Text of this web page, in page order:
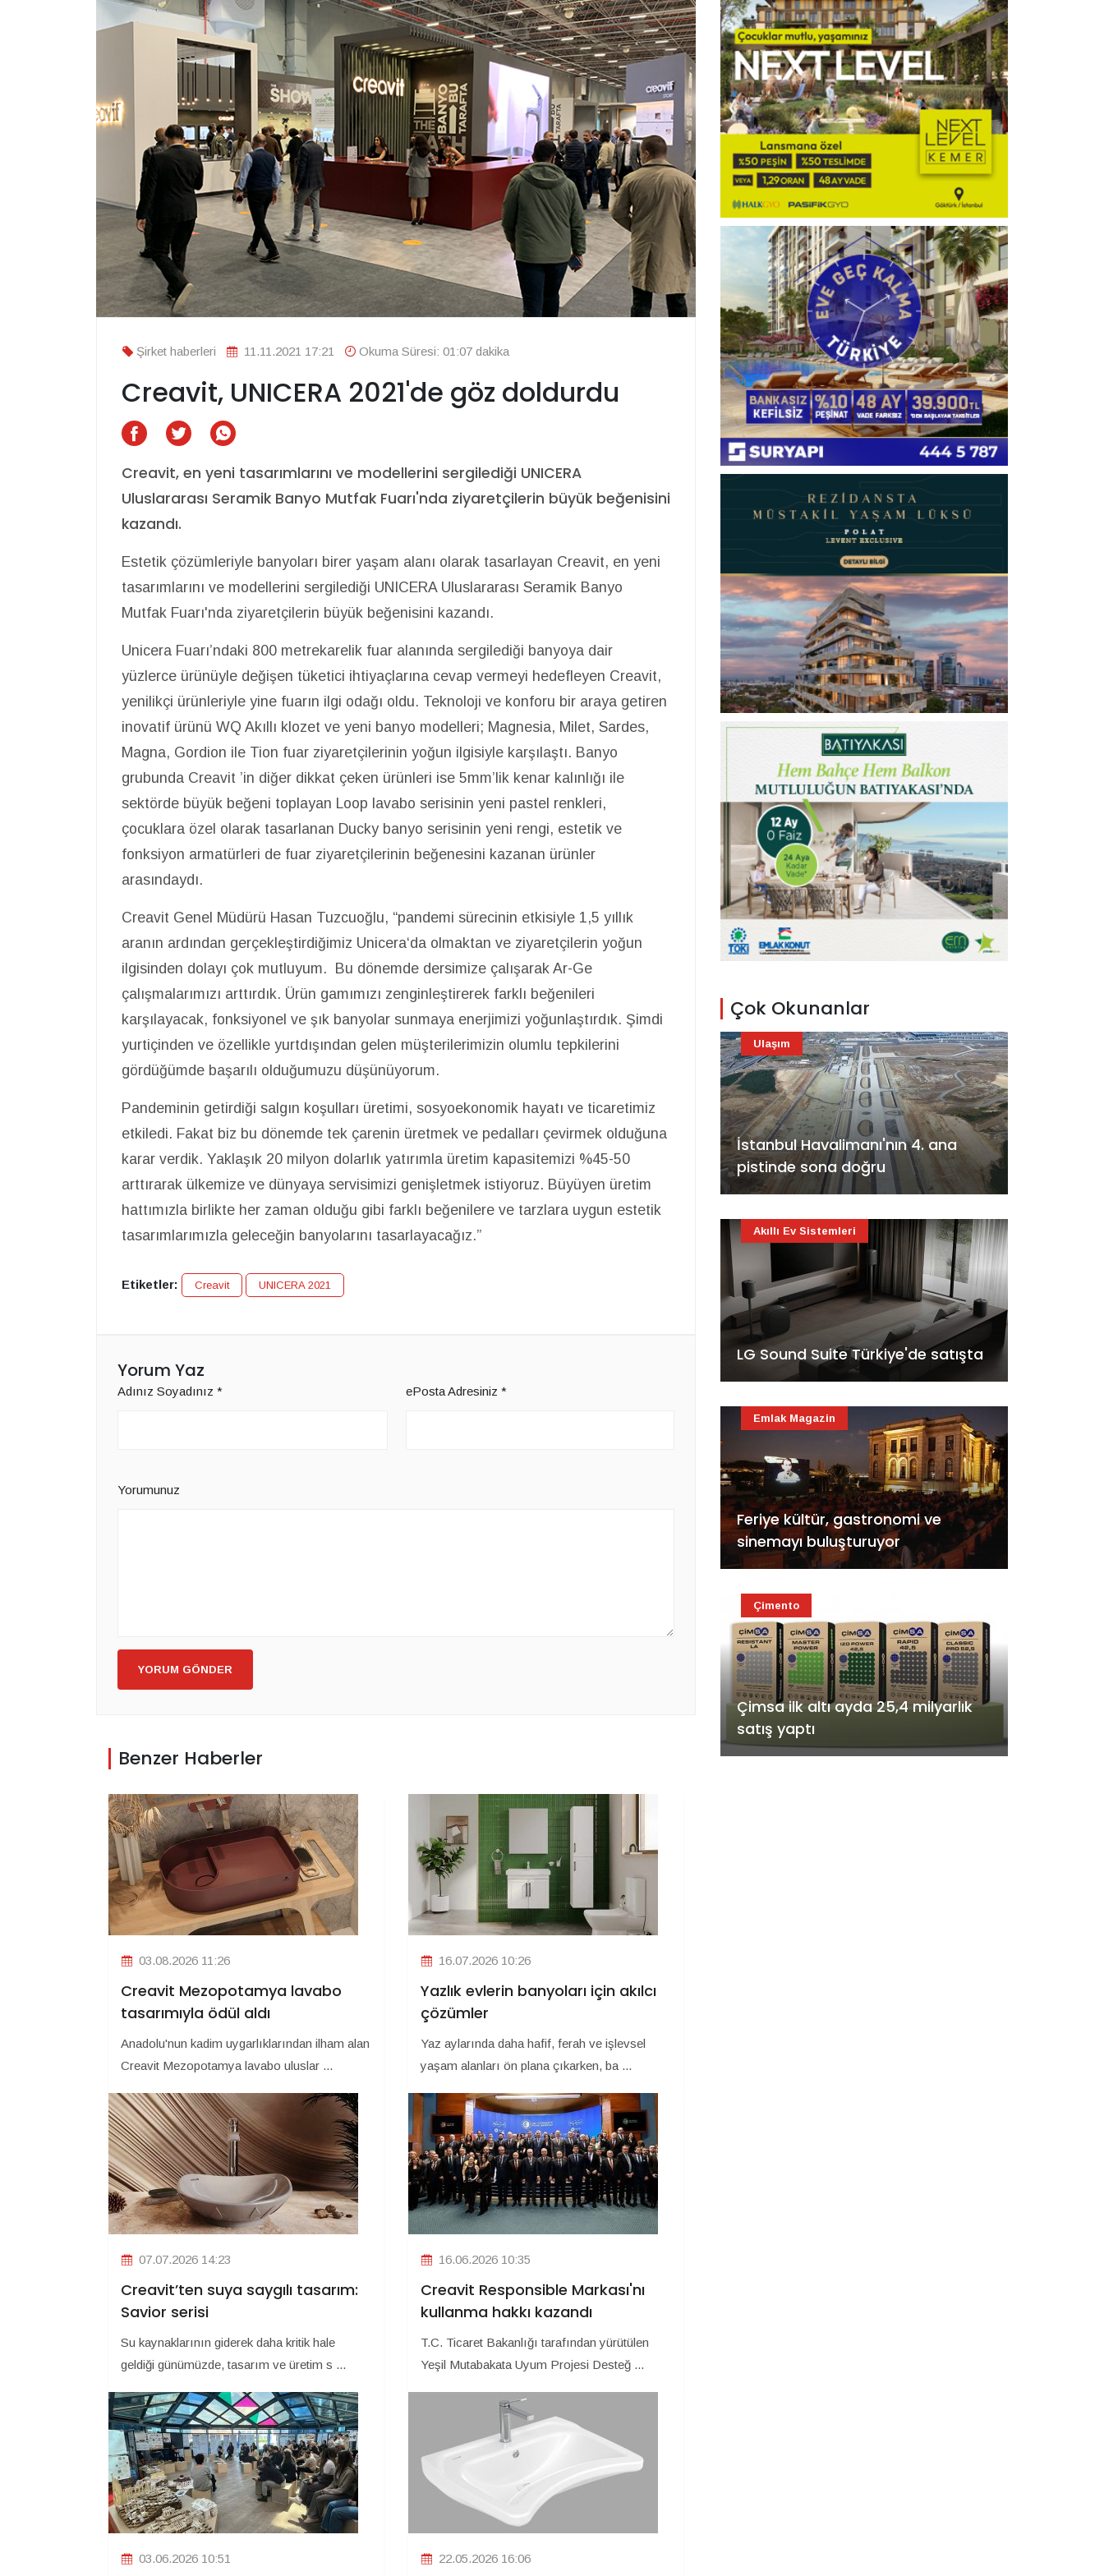
Şirket haberleri 11.11.2021 17:21 Okuma Süresi: 01:07 dakika
Creavit, UNICERA 2021'de göz doldurdu
Creavit, en yeni tasarımlarını ve modellerini sergilediği UNICERA
Uluslararası Seramik Banyo Mutfak Fuarı'nda ziyaretçilerin büyük beğenisini
kazandı.
Estetik çözümleriyle banyoları birer yaşam alanı olarak tasarlayan Creavit, en yeni
tasarımlarını ve modellerini sergilediği UNICERA Uluslararası Seramik Banyo
Mutfak Fuarı'nda ziyaretçilerin büyük beğenisini kazandı.
Unicera Fuarı’ndaki 800 metrekarelik fuar alanında sergilediği banyoya dair
yüzlerce ürünüyle değişen tüketici ihtiyaçlarına cevap vermeyi hedefleyen Creavit,
yenilikçi ürünleriyle yine fuarın ilgi odağı oldu. Teknoloji ve konforu bir araya getiren
inovatif ürünü WQ Akıllı klozet ve yeni banyo modelleri; Magnesia, Milet, Sardes,
Magna, Gordion ile Tion fuar ziyaretçilerinin yoğun ilgisiyle karşılaştı. Banyo
grubunda Creavit ’in diğer dikkat çeken ürünleri ise 5mm’lik kenar kalınlığı ile
sektörde büyük beğeni toplayan Loop lavabo serisinin yeni pastel renkleri,
çocuklara özel olarak tasarlanan Ducky banyo serisinin yeni rengi, estetik ve
fonksiyon armatürleri de fuar ziyaretçilerinin beğenesini kazanan ürünler
arasındaydı.
Creavit Genel Müdürü Hasan Tuzcuoğlu, “pandemi sürecinin etkisiyle 1,5 yıllık
aranın ardından gerçekleştirdiğimiz Unicera‘da olmaktan ve ziyaretçilerin yoğun
ilgisinden dolayı çok mutluyum. Bu dönemde dersimize çalışarak Ar-Ge
çalışmalarımızı arttırdık. Ürün gamımızı zenginleştirerek farklı beğenileri
karşılayacak, fonksiyonel ve şık banyolar sunmaya enerjimizi yoğunlaştırdık. Şimdi
yurtiçinden ve özellikle yurtdışından gelen müşterilerimizin olumlu tepkilerini
gördüğümde başarılı olduğumuzu düşünüyorum.
Pandeminin getirdiği salgın koşulları üretimi, sosyoekonomik hayatı ve ticaretimiz
etkiledi. Fakat biz bu dönemde tek çarenin üretmek ve pedalları çevirmek olduğuna
karar verdik. Yaklaşık 20 milyon dolarlık yatırımla üretim kapasitemizi %45-50
arttırarak ülkemize ve dünyaya servisimizi genişletmek istiyoruz. Büyüyen üretim
hattımızla birlikte her zaman olduğu gibi farklı beğenilere ve tarzlara uygun estetik
tasarımlarımızla geleceğin banyolarını tasarlayacağız.”
Etiketler: Creavit UNICERA 2021
Yorum Yaz
Adınız Soyadınız * ePosta Adresiniz *
Yorumunuz
YORUM GÖNDER
Benzer Haberler
03.08.2026 11:26
Creavit Mezopotamya lavabo
tasarımıyla ödül aldı
Anadolu'nun kadim uygarlıklarından ilham alan
Creavit Mezopotamya lavabo uluslar ...
16.07.2026 10:26
Yazlık evlerin banyoları için akılcı
çözümler
Yaz aylarında daha hafif, ferah ve işlevsel
yaşam alanları ön plana çıkarken, ba ...
07.07.2026 14:23
Creavit’ten suya saygılı tasarım:
Savior serisi
Su kaynaklarının giderek daha kritik hale
geldiği günümüzde, tasarım ve üretim s ...
16.06.2026 10:35
Creavit Responsible Markası'nı
kullanma hakkı kazandı
T.C. Ticaret Bakanlığı tarafından yürütülen
Yeşil Mutabakata Uyum Projesi Desteğ ...
03.06.2026 10:51 22.05.2026 16:06
Çok Okunanlar
İstanbul Havalimanı'nın 4. ana
pistinde sona doğru
Ulaşım
LG Sound Suite Türkiye'de satışta
Akıllı Ev Sistemleri
Feriye kültür, gastronomi ve
sinemayı buluşturuyor
Emlak Magazin
Çimsa ilk altı ayda 25,4 milyarlık
satış yaptı
Çimento